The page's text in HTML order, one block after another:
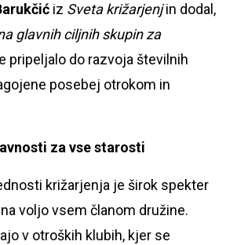
iz Sveta križarjenjin dodal,
glavnih ciljnih skupin za
pripeljalo do razvoja številnih
posebej otrokom in
za vse starosti
križarjenja je širok spekter
voljo vsem članom družine.
v otroških klubih, kjer se